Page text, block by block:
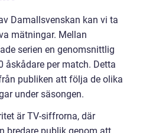
Damallsvenskan kan vi ta
mätningar. Mellan
serien en genomsnittlig
per match. Detta
publiken att följa de olika
under säsongen.
är TV-siffrorna, där